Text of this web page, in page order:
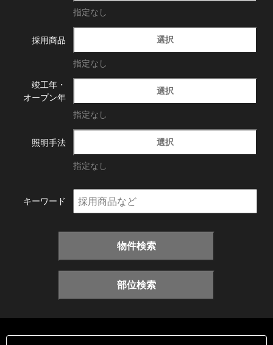
指定なし
採用商品 選択
指定なし
竣工年・
オープン年
選択
指定なし
照明手法 選択
指定なし
キーワード
物件検索
部位検索